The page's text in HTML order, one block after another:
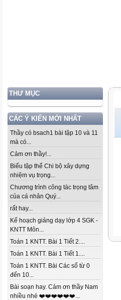
THƯ MỤC
CÁC Ý KIẾN MỚI NHẤT
Thầy có bsach1 bài tập 10 và 11
mà có...
Cảm ơn thầy!...
Biểu tập thể Chi bộ xây dựng
nhiệm vụ trọng...
Chương trình công tác trọng tâm
của cá nhân Quý...
rất hay...
Kế hoạch giảng dạy lớp 4 SGK -
KNTT Môn...
Toán 1 KNTT. Bài 1 Tiết 2....
Toán 1 KNTT. Bài 1 Tiết 1....
Toán 1 KNTT. Bài Các số từ 0
đến 10...
Bài soạn hay. Cảm ơn thầy Nam
nhiều nhé ❤️❤️❤️❤️❤️❤️...